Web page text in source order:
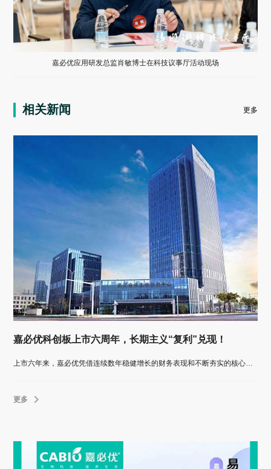
嘉必优应用研发总监肖敏博士在科技议事厅活动现场
相关新闻 更多
嘉必优科创板上市六周年，长期主义“复利”兑现！
上市六年来，嘉必优凭借连续数年稳健增长的财务表现和不断夯实的核心产品壁垒，划出一条清晰而稳健的增长曲线。
更多